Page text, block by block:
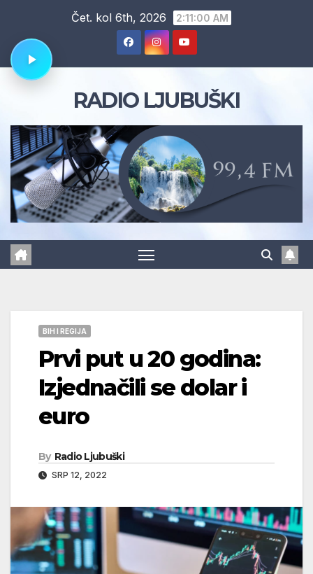
content
Čet. kol 6th, 2026 2:11:01 AM
RADIO LJUBUŠKI
BIH I REGIJA
Prvi put u 20 godina:
Izjednačili se dolar i
euro
By Radio Ljubuški
SRP 12, 2022